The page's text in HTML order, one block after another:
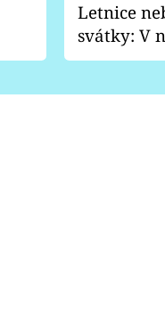
Letnice
svátky: V
pondělí